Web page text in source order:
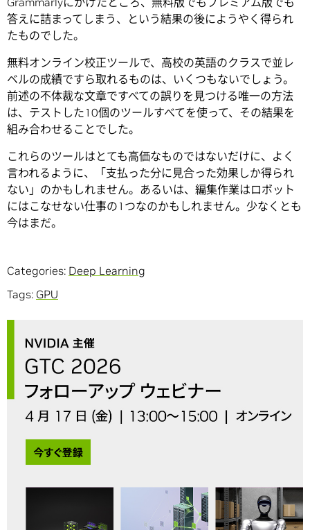
答えに詰まってしまう、という結果の後にようやく得られ
たものでした。
無料オンライン校正ツールで、高校の英語のクラスで並レ
ベルの成績ですら取れるものは、いくつもないでしょう。
前述の不体裁な文章ですべての誤りを見つける唯一の方法
は、テストした10個のツールすべてを使って、その結果を
組み合わせることでした。
これらのツールはとても高価なものではないだけに、よく
言われるように、「支払った分に見合った効果しか得られ
ない」のかもしれません。あるいは、編集作業はロボット
にはこなせない仕事の1つなのかもしれません。少なくとも
今はまだ。
Categories: Deep Learning
Tags: GPU